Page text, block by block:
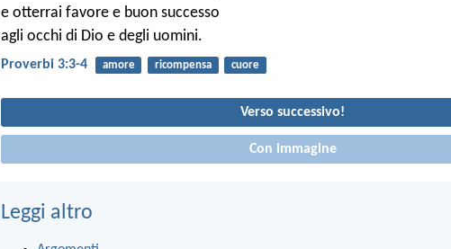
e otterrai favore e buon successo
agli occhi di Dio e degli uomini.
Proverbi 3:3-4 amore ricompensa cuore
Verso successivo!
Con immagine
Leggi altro